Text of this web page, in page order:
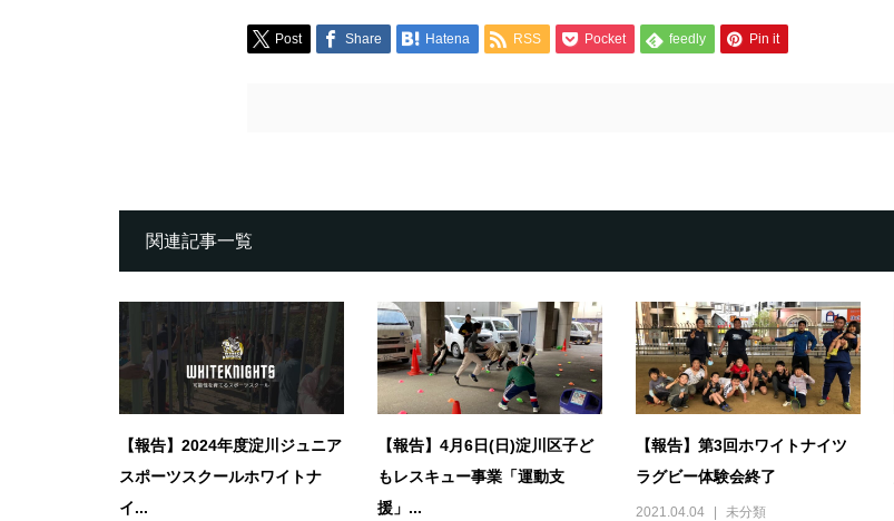
Post Share Hatena RSS Pocket feedly Pin it
関連記事一覧
【報告】2024年度淀川ジュニア
スポーツスクールホワイトナ
イ...
【報告】4月6日(日)淀川区子ど
もレスキュー事業「運動支
援」...
【報告】第3回ホワイトナイツ
ラグビー体験会終了
2021.04.04 未分類